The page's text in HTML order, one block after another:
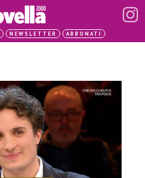
NEWSLETTER ABBONATI